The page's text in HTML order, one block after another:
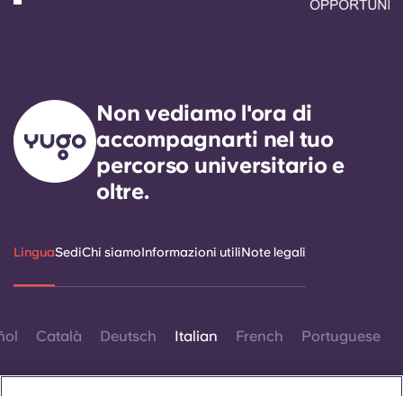
Non vediamo l'ora di
accompagnarti nel tuo
percorso universitario e
oltre.
LinguaSediChi siamoInformazioni utiliNote legali
Català Deutsch Italian French Portuguese